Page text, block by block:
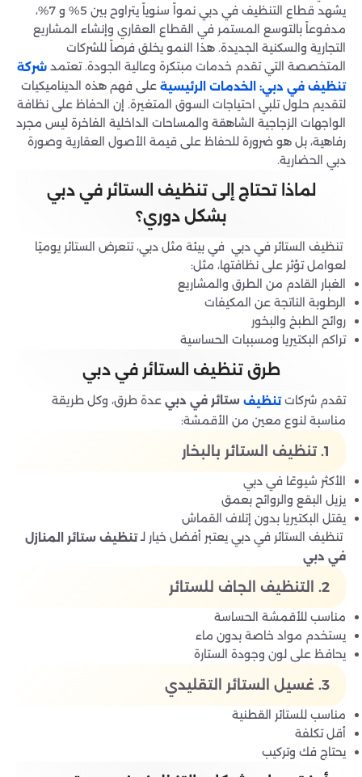
يشهد قطاع التنظيف في دبي نمواً سنوياً يتراوح بين 5% و 7%،
مدفوعاً بالتوسع المستمر في القطاع العقاري وإنشاء المشاريع
التجارية والسكنية الجديدة. هذا النمو يخلق فرصاً للشركات
المتخصصة التي تقدم خدمات مبتكرة وعالية الجودة. تعتمد شركة
تنظيف في دبي: الخدمات الرئيسية على فهم هذه الديناميكيات
لتقديم حلول تلبي احتياجات السوق المتغيرة. إن الحفاظ على نظافة
الواجهات الزجاجية الشاهقة والمساحات الداخلية الفاخرة ليس مجرد
رفاهية، بل هو ضرورة للحفاظ على قيمة الأصول العقارية وصورة
دبي الحضارية.
لماذا تحتاج إلى تنظيف الستائر في دبي
بشكل دوري؟
تنظيف الستائر في دبي في بيئة مثل دبي، تتعرض الستائر يوميًا
لعوامل تؤثر على نظافتها، مثل:
الغبار القادم من الطرق والمشاريع
الرطوبة الناتجة عن المكيفات
روائح الطبخ والبخور
تراكم البكتيريا ومسببات الحساسية
طرق تنظيف الستائر في دبي
تقدم شركاتتنظيف ستائر في دبي عدة طرق، وكل طريقة
مناسبة لنوع معين من الأقمشة:
1. تنظيف الستائر بالبخار
الأكثر شيوعًا في دبي
يزيل البقع والروائح بعمق
يقتل البكتيريا بدون إتلاف القماش
تنظيف الستائر في دبي يعتبر أفضل خيار لـتنظيف ستائر المنازل
في دبي
2. التنظيف الجاف للستائر
مناسب للأقمشة الحساسة
يستخدم مواد خاصة بدون ماء
يحافظ على لون وجودة الستارة
3. غسيل الستائر التقليدي
مناسب للستائر القطنية
أقل تكلفة
يحتاج فك وتركيب